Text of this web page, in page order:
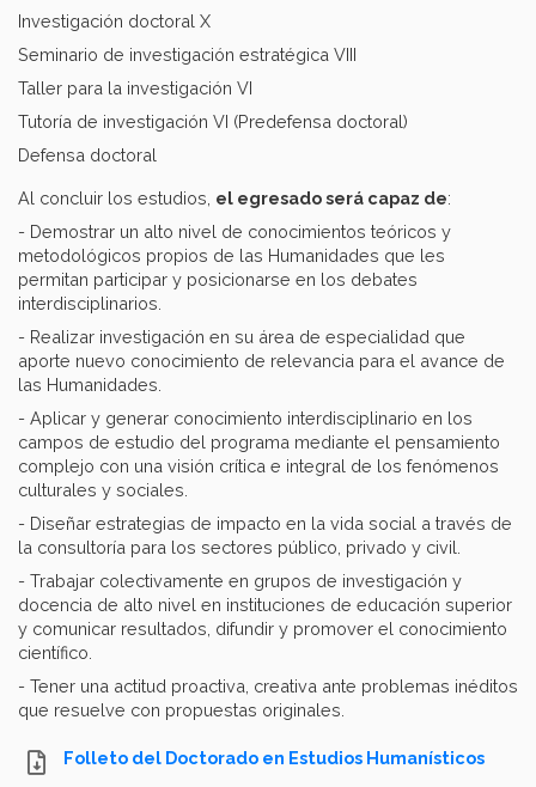
Investigación doctoral X
Seminario de investigación estratégica VIII
Taller para la investigación VI
Tutoría de investigación VI (Predefensa doctoral)
Defensa doctoral
Al concluir los estudios, el egresado será capaz de:
- Demostrar un alto nivel de conocimientos teóricos y
metodológicos propios de las Humanidades que les
permitan participar y posicionarse en los debates
interdisciplinarios.
- Realizar investigación en su área de especialidad que
aporte nuevo conocimiento de relevancia para el avance de
las Humanidades.
- Aplicar y generar conocimiento interdisciplinario en los
campos de estudio del programa mediante el pensamiento
complejo con una visión crítica e integral de los fenómenos
culturales y sociales.
- Diseñar estrategias de impacto en la vida social a través de
la consultoría para los sectores público, privado y civil.
- Trabajar colectivamente en grupos de investigación y
docencia de alto nivel en instituciones de educación superior
y comunicar resultados, difundir y promover el conocimiento
científico.
- Tener una actitud proactiva, creativa ante problemas inéditos
que resuelve con propuestas originales.
Folleto del Doctorado en Estudios Humanísticos